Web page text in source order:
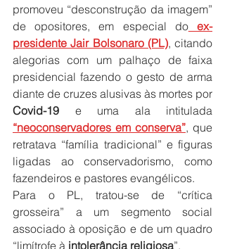
promoveu “desconstrução da imagem”
de opositores, em especial do ex-
presidente Jair Bolsonaro (PL), citando
alegorias com um palhaço de faixa
presidencial fazendo o gesto de arma
Covid-19
“neoconservadores em conserva”, que
retratava “família tradicional” e figuras
ligadas ao conservadorismo, como
fazendeiros e pastores evangélicos.
Para o PL, tratou-se de “crítica
grosseira” a um segmento social
associado à oposição e de um quadro
“limítrofe à intolerância religiosa”.